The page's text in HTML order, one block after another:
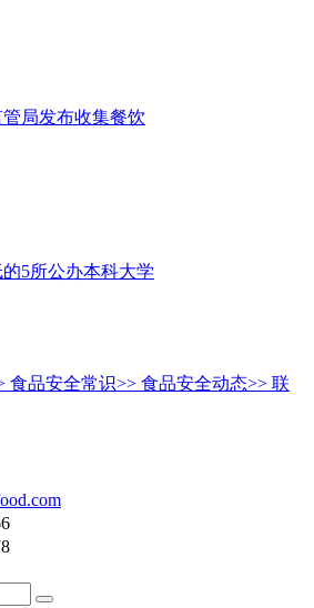
管局发布收集餐饮
5所公办本科大学
食品安全常识>> 食品安全动态>> 联